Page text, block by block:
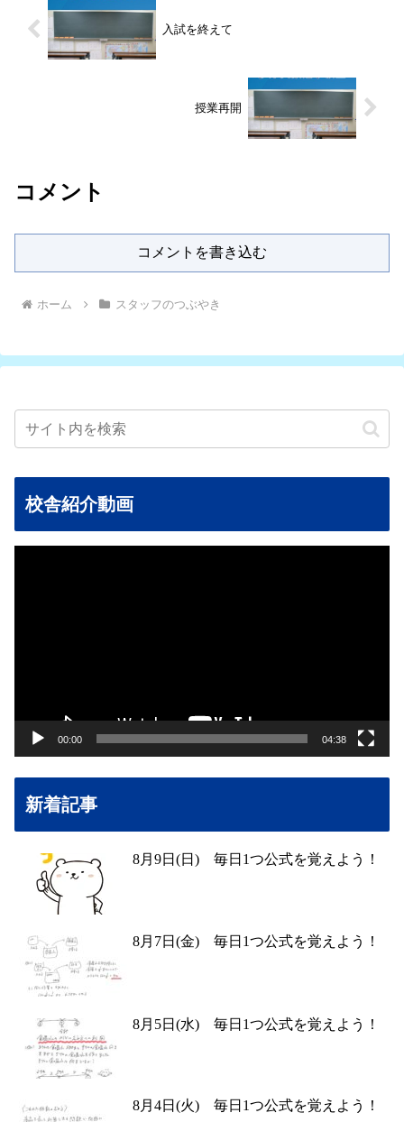
入試を終えて
授業再開
コメント
コメントを書き込む
ホーム スタッフのつぶやき
校舎紹介動画
00:00 04:38
新着記事
8月9日(日) 毎日1つ公式を覚えよう！
8月7日(金) 毎日1つ公式を覚えよう！
8月5日(水) 毎日1つ公式を覚えよう！
8月4日(火) 毎日1つ公式を覚えよう！